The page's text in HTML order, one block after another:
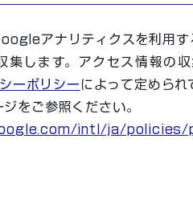
アナリティクスを利用
集します。アクセス情報の
ーポリシーによって定められ
をご参照ください。
intl/ja/